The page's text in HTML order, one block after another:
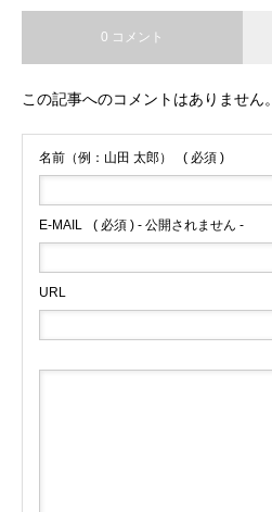
0 コメント
この記事へのコメントはありません。
名前（例：山田 太郎） ( 必須 )
E-MAIL ( 必須 ) - 公開されません -
URL